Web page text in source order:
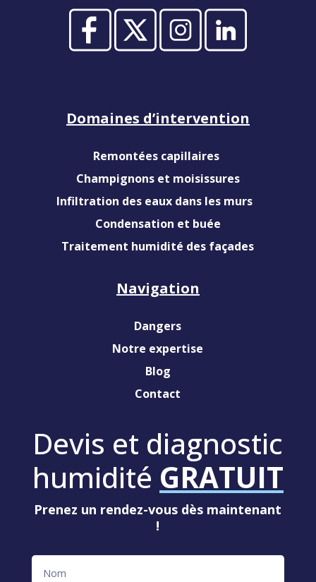
Domaines d’intervention
Remontées capillaires
Champignons et moisissures
Infiltration des eaux dans les murs
Condensation et buée
Traitement humidité des façades
Navigation
Dangers
Notre expertise
Blog
Contact
Devis et diagnostic
humidité GRATUIT
Prenez un rendez-vous dès maintenant
!